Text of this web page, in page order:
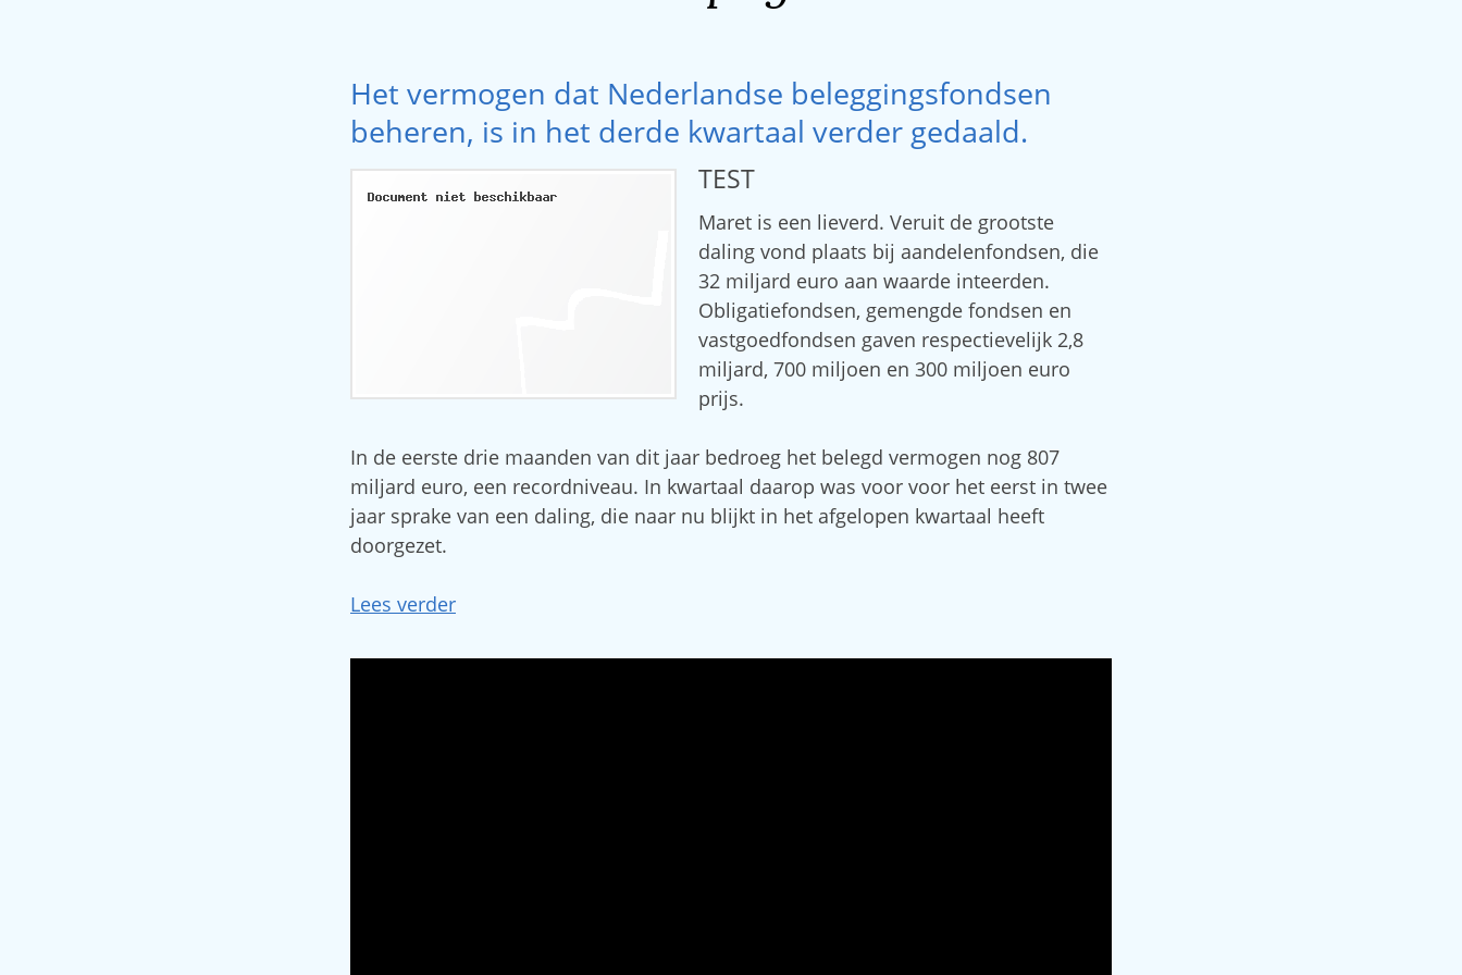
Het vermogen dat Nederlandse beleggingsfondsen
beheren, is in het derde kwartaal verder gedaald.
TEST
Maret is een lieverd. Veruit de grootste
daling vond plaats bij aandelenfondsen, die
32 miljard euro aan waarde inteerden.
Obligatiefondsen, gemengde fondsen en
vastgoedfondsen gaven respectievelijk 2,8
miljard, 700 miljoen en 300 miljoen euro
prijs.
In de eerste drie maanden van dit jaar bedroeg het belegd vermogen nog 807
miljard euro, een recordniveau. In kwartaal daarop was voor voor het eerst in twee
jaar sprake van een daling, die naar nu blijkt in het afgelopen kwartaal heeft
doorgezet.
Lees verder